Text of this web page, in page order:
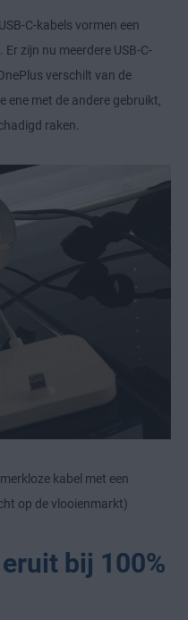
C-kabels vormen een
zijn nu meerdere USB-C-
verschilt van de
ene met de andere gebruikt,
raken.
kabel met een
op de vlooienmarkt)
bij 100%